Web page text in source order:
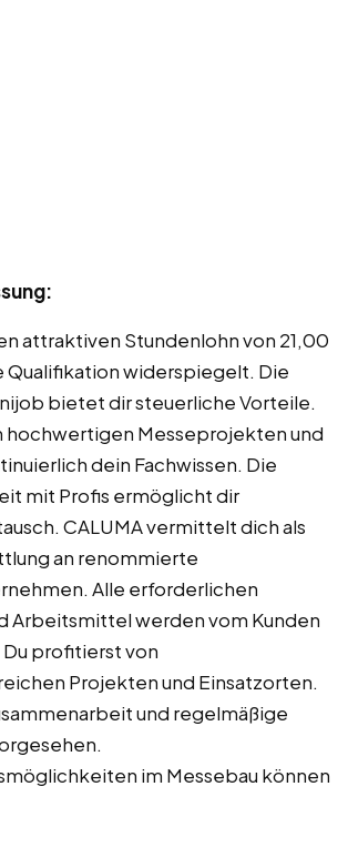
attraktiven Stundenlohn von 21,00
Qualifikation widerspiegelt. Die
bietet dir steuerliche Vorteile.
hochwertigen Messeprojekten und
dein Fachwissen. Die
mit Profis ermöglicht dir
CALUMA vermittelt dich als
an renommierte
Alle erforderlichen
Arbeitsmittel werden vom Kunden
profitierst von
Projekten und Einsatzorten.
und regelmäßige
im Messebau können